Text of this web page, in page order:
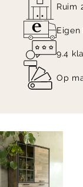
Ruim
9.4
Op
Item
1